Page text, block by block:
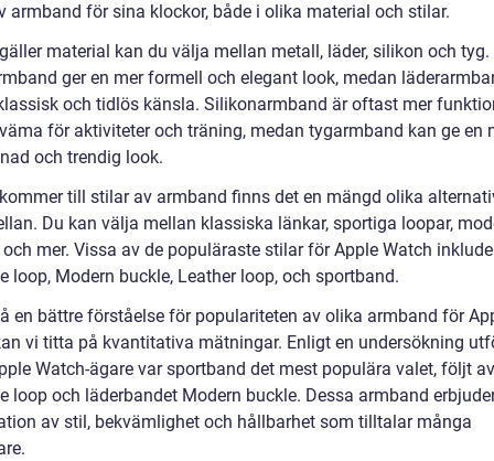
armband för sina klockor, både i olika material och stilar.
material kan du välja mellan metall, läder, silikon och tyg.
ger en mer formell och elegant look, medan
och tidlös känsla. Silikonarmband är oftast mer
för aktiviteter och träning, medan tygarmband kan ge en
och trendig look.
till stilar av armband finns det en mängd olika
Du kan välja mellan klassiska länkar, sportiga loopar,
mer. Vissa av de populäraste stilar för Apple Watch
loop, Modern buckle, Leather loop, och sportband.
en bättre förståelse för populariteten av olika armband för
vi titta på kvantitativa mätningar. Enligt en undersökning
Watch-ägare var sportband det mest populära valet, följt av
loop och läderbandet Modern buckle. Dessa armband
av stil, bekvämlighet och hållbarhet som tilltalar många